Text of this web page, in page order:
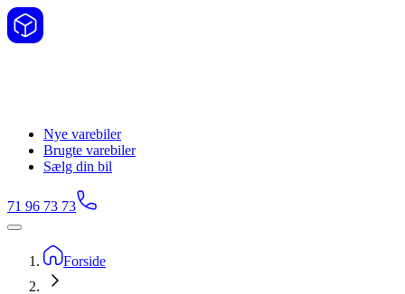
Nye varebiler
Brugte varebiler
Sælg din bil
71 96 73 73
Forside